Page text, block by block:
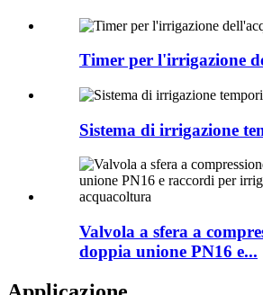
Timer per l'irrigazione
Sistema di irrigazione
Valvola a sfera a
doppia unione PN16 e...